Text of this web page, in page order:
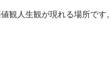
観人生観が現れる場所です。